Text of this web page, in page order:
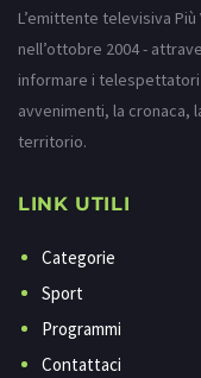
L’emittente televisiva Più
nell’ottobre 2004 -
informare i
avvenimenti, la cronaca,
territorio.
LINK UTILI
Categorie
Sport
Programmi
Contattaci